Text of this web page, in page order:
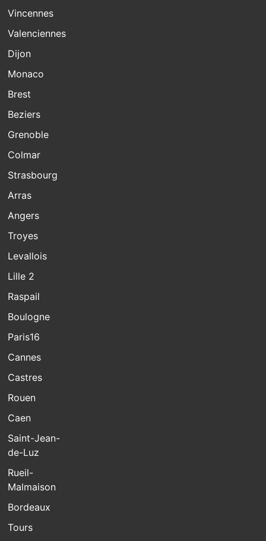
Vincennes
Valenciennes
Dijon
Monaco
Brest
Beziers
Grenoble
Colmar
Strasbourg
Arras
Angers
Troyes
Levallois
Lille 2
Raspail
Boulogne
Paris16
Cannes
Castres
Rouen
Caen
Saint-Jean-
de-Luz
Rueil-
Malmaison
Bordeaux
Tours